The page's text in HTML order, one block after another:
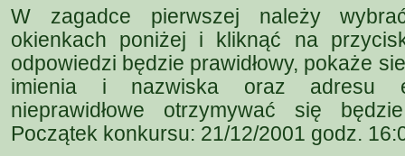
W zagadce pierwszej należy
okienkach poniżej i kliknąć na
odpowiedzi będzie prawidłowy, pokaże
imienia i nazwiska oraz adresu
nieprawidłowe otrzymywać się
Początek konkursu: 21/12/2001 godz.